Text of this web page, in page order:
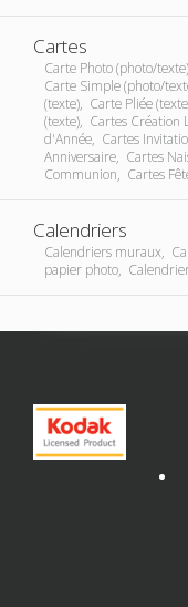
Cartes
Carte Photo (photo/
Carte Simple (photo/
(texte), Carte Pliée
(texte), Cartes Création
d'Année, Cartes
Anniversaire, Cartes
Communion, Cartes
Calendriers
Calendriers muraux,
papier photo,